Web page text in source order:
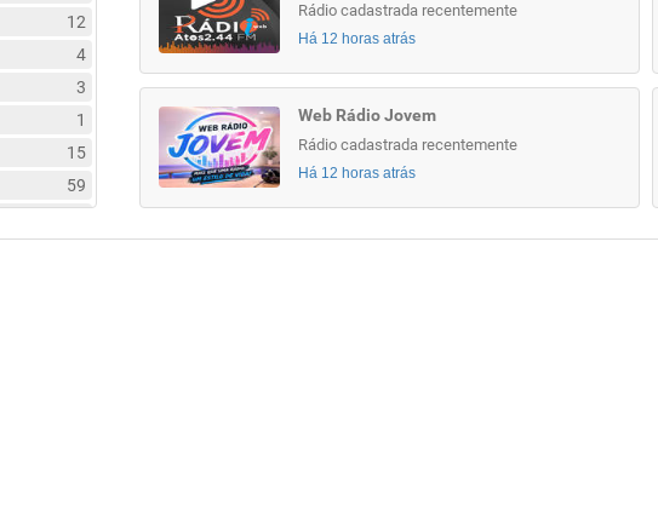
12
4
3
1
15
59
Rádio cadastrada recentemente
Há 12 horas atrás
Web Rádio Jovem
Rádio cadastrada recentemente
Há 12 horas atrás